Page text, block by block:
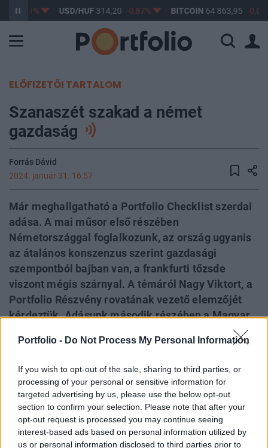
Portfolio - Do Not Process My Personal Information
If you wish to opt-out of the sale, sharing to third parties, or
processing of your personal or sensitive information for
targeted advertising by us, please use the below opt-out
section to confirm your selection. Please note that after your
opt-out request is processed you may continue seeing
interest-based ads based on personal information utilized by
us or personal information disclosed to third parties prior to
-0,61% USD/HUF314,20 -0,87% BITCOIN64 863,95 -
ELŐFIZETŐI TARTALOM
Szanaszét szakad a német
gazdaság
Forrás Dávid
2024. január 31. 16:57
Már meghallgatható a Portfolio Checklist szerdai
adása. A mai műsor első részében
Németországgal foglalkozunk, az ország ugyanis
az átalános konszenzus szerint gazdasági
szempontból bajban van, a frankfurti tőzsde
viszont mégis szárnyal. A témáról Nagy Viktort, a
Portfolio Részvény rovatának vezető elemzőjét
kérdeztük. Adásunk második részében a Magyar
Nemzeti Bank keddi kamatdöntésének hátterét
vizsgáltuk, arra kérdésre kerestük a választ, hogy
megfelelő 100 bázispont helyett csak 75-öt a
jegybank az alapkamaton. Ezzel kapcsolatban
Beke Károly, lapunk makrogazdasági elemzője
volt a vendégünk.